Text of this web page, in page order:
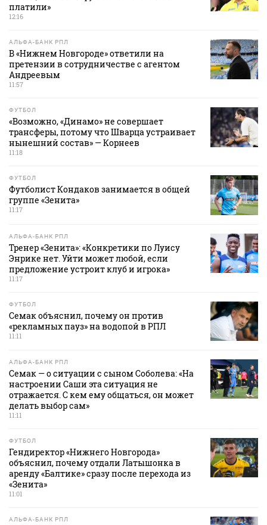
платили»
12:16
АЛЬФА-БАНК РПЛ
В «Нижнем Новгороде» ответили на
претензии в сотрудничестве с агентом
Андреевым
11:57
ФУТБОЛ
«Возможно, «Динамо» не совершает
трансферы, потому что Шварца устраивает
нынешний состав» — Корнеев
11:18
ФУТБОЛ
Футболист Кондаков занимается в общей
группе «Зенита»
11:17
АЛЬФА-БАНК РПЛ
Тренер «Зенита»: «Конкретики по Луису
Энрике нет. Уйти может любой, если
предложение устроит клуб и игрока»
11:17
ФУТБОЛ
Семак объяснил, почему он против
«рекламных пауз» на водопой в РПЛ
11:11
АЛЬФА-БАНК РПЛ
Семак — о ситуации с сыном Соболева: «На
настроении Саши эта ситуация не
отражается. С кем ему общаться, он может
делать выбор сам»
11:11
ФУТБОЛ
Гендиректор «Нижнего Новгорода»
объяснил, почему отдали Латышонка в
аренду «Балтике» сразу после перехода из
«Зенита»
11:01
АЛЬФА-БАНК РПЛ